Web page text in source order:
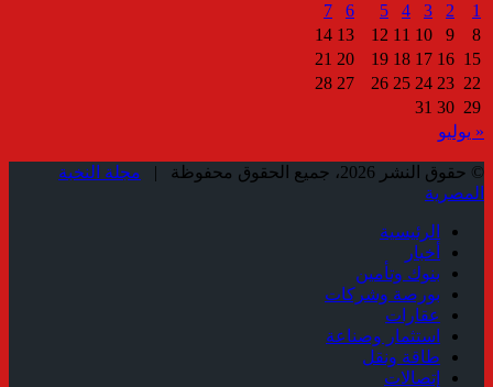
1
2
3
4
5
6
7
8
9
10
11
12
13
14
15
16
17
18
19
20
21
22
23
24
25
26
27
28
29
30
31
« يوليو
© حقوق النشر 2026، جميع الحقوق محفوظة |
مجلة النخبة
المصرية
الرئيسية
أخبار
بنوك وتأمين
بورصة وشركات
عقارات
استثمار وصناعة
طاقة ونقل
إتصالات